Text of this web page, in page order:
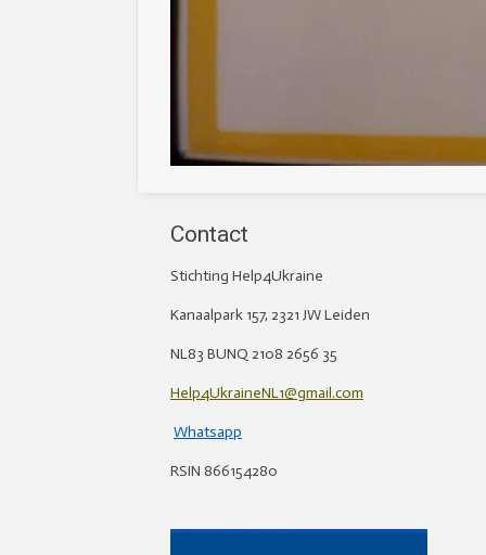
Contact
Stichting Help4Ukraine
Kanaalpark 157, 2321 JW Leiden
NL83 BUNQ 2108 2656 35
Help4UkraineNL1@gmail.com
Whatsapp
RSIN 866154280